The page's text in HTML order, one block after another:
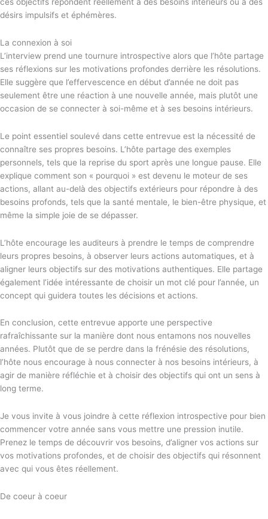
désirs impulsifs et éphémères.
La connexion à soi
L’interview prend une tournure introspective alors que l’hôte partage
ses réflexions sur les motivations profondes derrière les résolutions.
Elle suggère que l’effervescence en début d’année ne doit pas
seulement être une réaction à une nouvelle année, mais plutôt une
occasion de se connecter à soi-même et à ses besoins intérieurs.
Le point essentiel soulevé dans cette entrevue est la nécessité de
connaître ses propres besoins. L’hôte partage des exemples
personnels, tels que la reprise du sport après une longue pause. Elle
explique comment son « pourquoi » est devenu le moteur de ses
actions, allant au-delà des objectifs extérieurs pour répondre à des
besoins profonds, tels que la santé mentale, le bien-être physique, et
même la simple joie de se dépasser.
L’hôte encourage les auditeurs à prendre le temps de comprendre
leurs propres besoins, à observer leurs actions automatiques, et à
aligner leurs objectifs sur des motivations authentiques. Elle partage
également l’idée intéressante de choisir un mot clé pour l’année, un
concept qui guidera toutes les décisions et actions.
En conclusion, cette entrevue apporte une perspective
rafraîchissante sur la manière dont nous entamons nos nouvelles
années. Plutôt que de se perdre dans la frénésie des résolutions,
l’hôte nous encourage à nous connecter à nos besoins intérieurs, à
agir de manière réfléchie et à choisir des objectifs qui ont un sens à
long terme.
Je vous invite à vous joindre à cette réflexion introspective pour bien
commencer votre année sans vous mettre une pression inutile.
Prenez le temps de découvrir vos besoins, d’aligner vos actions sur
vos motivations profondes, et de choisir des objectifs qui résonnent
avec qui vous êtes réellement.
De coeur à coeur